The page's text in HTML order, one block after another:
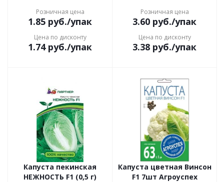
Розничная цена
1.85 руб./упак
Цена по дисконту
1.74руб./упак
Розничная цена
3.60 руб./упак
Цена по дисконту
3.38 руб./упак
Капуста пекинская
НЕЖНОСТЬ F1 (0,5 г)
Капуста цветная Винсон
F1 7шт Агроуспех